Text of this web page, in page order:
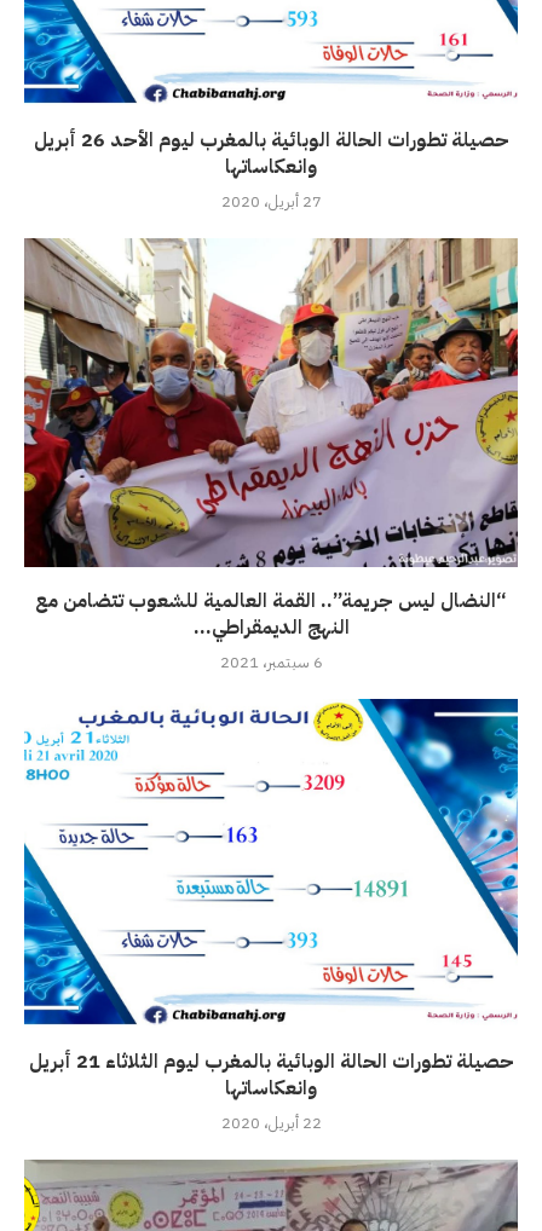
حصيلة تطورات الحالة الوبائية بالمغرب ليوم الأحد 26 أبريل
وانعكاساتها
27 أبريل، 2020
“النضال ليس جريمة”.. القمة العالمية للشعوب تتضامن مع
النهج الديمقراطي...
6 سبتمبر، 2021
حصيلة تطورات الحالة الوبائية بالمغرب ليوم الثلاثاء 21 أبريل
وانعكاساتها
22 أبريل، 2020